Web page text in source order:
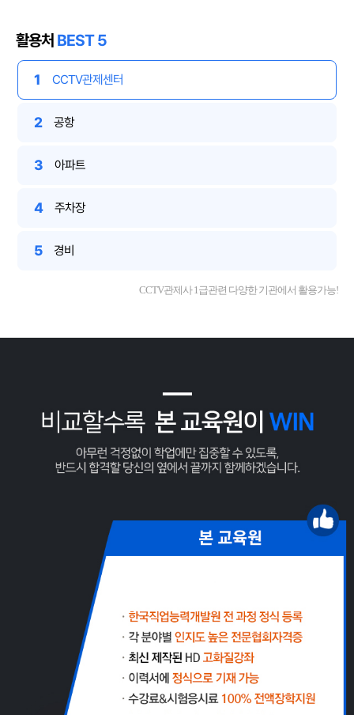
활용처 BEST 5
1 CCTV관제센터
2 공항
3 아파트
4 주차장
5 경비
CCTV관제사 1급관련 다양한 기관에서 활용가능!